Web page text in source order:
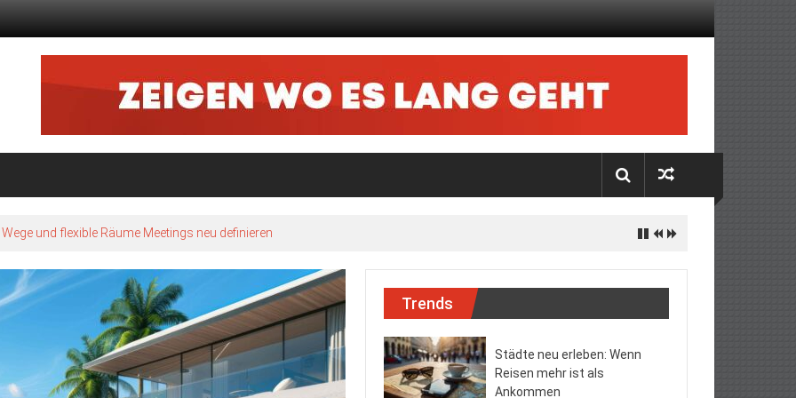
und flexible Räume Meetings neu definieren
Trends
Städte neu erleben: Wenn
Reisen mehr ist als
Ankommen